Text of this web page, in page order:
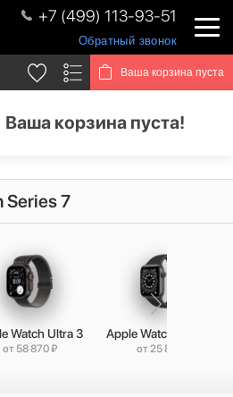
+7 (499) 113-93-51
Обратный звонок
Ваша корзина пуста
Ваша корзина пуста!
Watch Series 7
7
Watch Ultra 3
от 58 870 ₽
Apple Watch Series 6
от 25 870 ₽